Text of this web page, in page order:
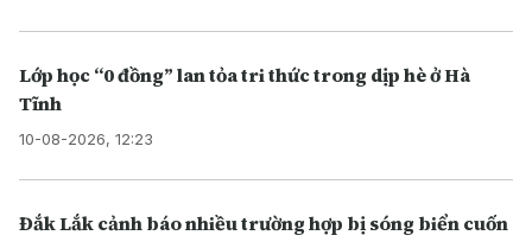
Lớp học “0 đồng” lan tỏa tri thức trong dịp hè ở Hà
Tĩnh
10-08-2026, 12:23
Đắk Lắk cảnh báo nhiều trường hợp bị sóng biển cuốn